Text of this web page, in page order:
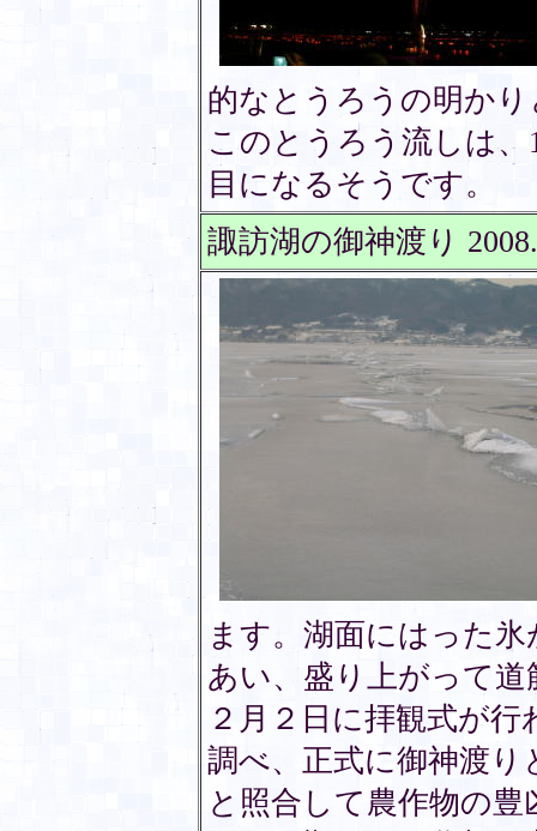
的なとうろうの明か
このとうろう流しは、
目になるそうです。
諏訪湖の御神渡り
ます。湖面にはった
あい、盛り上がって
２月２日に拝観式が
調べ、正式に御神渡
と照合して農作物の